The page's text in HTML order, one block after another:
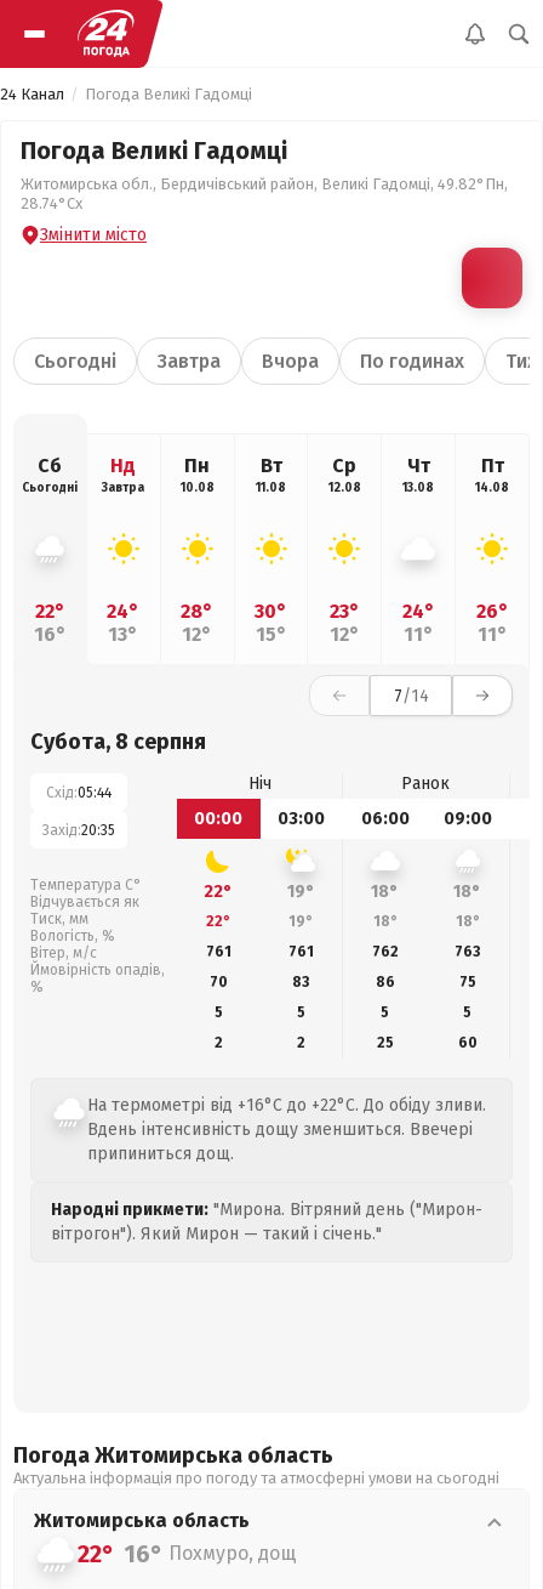
24 Канал Погода Великі Гадомці
Погода Великі Гадомці
Житомирська обл., Бердичівський район, Великі Гадомці, 49.82°Пн,
28.74°Сх
Змінити місто
Сьогодні Завтра Вчора По годинах
Сб
Сьогодні
22°
16°
Нд
Завтра
24°
13°
Пн
10.08
28°
12°
Вт
11.08
30°
15°
Ср
12.08
23°
12°
Чт
13.08
24°
11°
Пт
14.08
26°
11°
7/14
Субота, 8 серпня
Схід:05:44
Захід:20:35
Температура С°
Відчувається як
Тиск, мм
Вологість, %
Вітер, м/с
Ймовірність опадів,
%
Ніч
Ранок
00:00
03:00 06:00 09:00
22° 19° 18° 18°
22° 19° 18° 18°
761
761 762 763
70
83 86 75
5
5 5
5
2
2 25 60
На термометрі від +16°C до +22°C. До обіду зливи.
Вдень інтенсивність дощу зменшиться. Ввечері
припиниться дощ.
Народні прикмети: "Мирона. Вітряний день ("Мирон-
вітрогон"). Який Мирон — такий і січень."
Погода Житомирська область
Актуальна інформація про погоду та атмосферні умови на сьогодні
Житомирська область
22° 16° Похмуро, дощ